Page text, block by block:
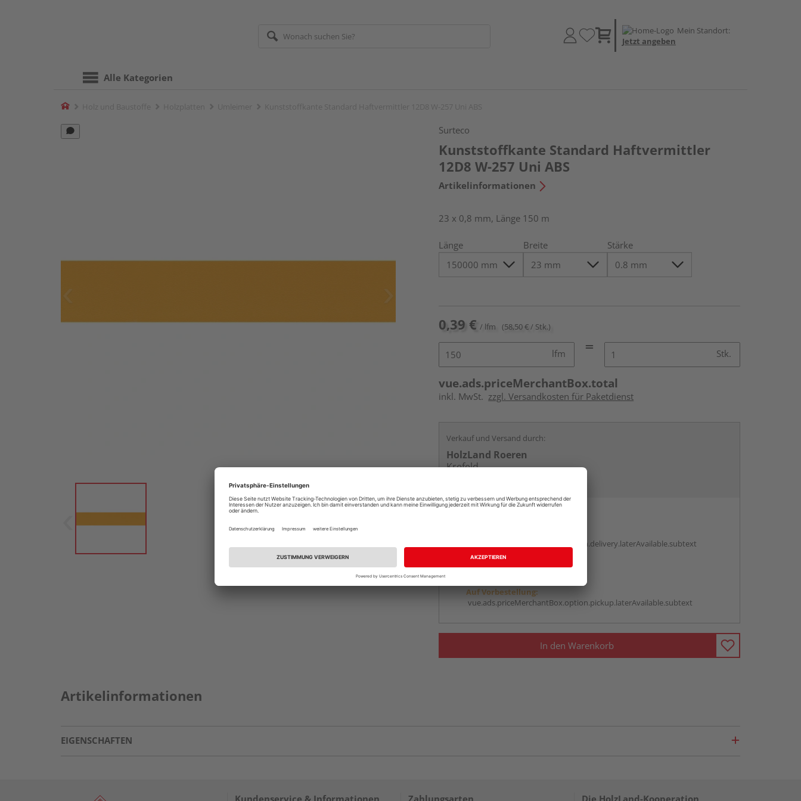
Mein Standort:
Jetzt angeben
Alle Kategorien
Home
Surteco
Kunststoffkante Standard Haftvermittler
12D8 W-257 Uni ABS
Artikelinformationen
23 x 0,8 mm, Länge 150 m
Länge Breite Stärke
0,39 € / lfm (58,50 € / Stk.)
lfm Stk.
vue.ads.priceMerchantBox.total
inkl. MwSt. zzgl. Versandkosten für Paketdienst
Verkauf und Versand durch:
HolzLand Roeren
Krefeld
vue.ads.priceMerchantBox.option.delivery.laterAvailable.subtext
Auf Vorbestellung:
vue.ads.priceMerchantBox.option.pickup.laterAvailable.subtext
In den Warenkorb
Artikelinformationen
EIGENSCHAFTEN
Kundenservice & Informationen Zahlungsarten Die HolzLand-Kooperation